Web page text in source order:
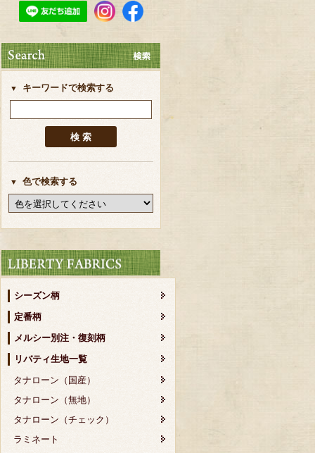
キーワードで検索する
色で検索する
シーズン柄
定番柄
メルシー別注・復刻柄
リバティ生地一覧
タナローン（国産）
タナローン（無地）
タナローン（チェック）
ラミネート